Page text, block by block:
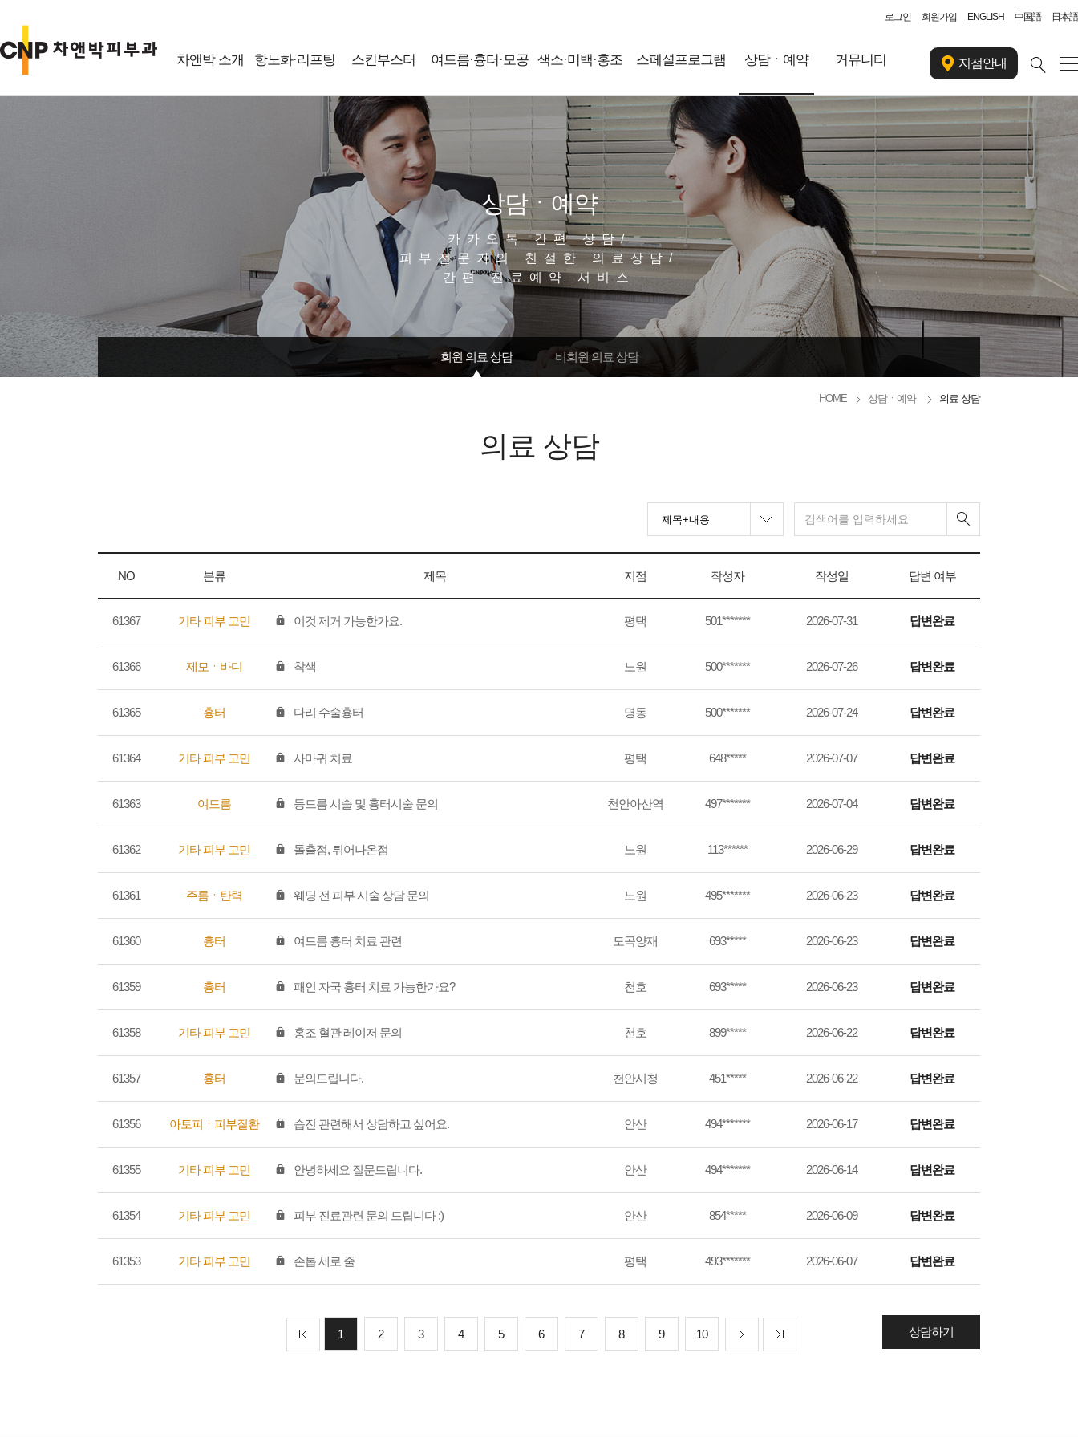
로그인 회원가입 ENGLISH 中国語 日本語
차앤박 소개 항노화·리프팅 스킨부스터 여드름·흉터·모공 색소·미백·홍조 스페셜프로그램 상담ㆍ예약 커뮤니티 지점안내
상담ㆍ예약
카카오톡 간편 상담/
피부전문가의 친절한 의료상담/
간편 진료예약 서비스
회원 의료 상담 비회원 의료 상담
HOME 상담ㆍ예약 의료 상담
의료 상담
NO 분류 제목 지점 작성자 작성일 답변 여부
61367 기타 피부 고민 이것 제거 가능한가요. 평택 501******* 2026-07-31 답변완료
61366 제모ㆍ바디 착색 노원 500******* 2026-07-26 답변완료
61365 흉터 다리 수술흉터 명동 500******* 2026-07-24 답변완료
61364 기타 피부 고민 사마귀 치료 평택 648***** 2026-07-07 답변완료
61363 여드름 등드름 시술 및 흉터시술 문의 천안아산역 497******* 2026-07-04 답변완료
61362 기타 피부 고민 돌출점, 튀어나온점 노원 113****** 2026-06-29 답변완료
61361 주름ㆍ탄력 웨딩 전 피부 시술 상담 문의 노원 495******* 2026-06-23 답변완료
61360 흉터 여드름 흉터 치료 관련 도곡양재 693***** 2026-06-23 답변완료
61359 흉터 패인 자국 흉터 치료 가능한가요? 천호 693***** 2026-06-23 답변완료
61358 기타 피부 고민 홍조 혈관 레이저 문의 천호 899***** 2026-06-22 답변완료
61357 흉터 문의드립니다. 천안시청 451***** 2026-06-22 답변완료
61356 아토피ㆍ피부질환 습진 관련해서 상담하고 싶어요. 안산 494******* 2026-06-17 답변완료
61355 기타 피부 고민 안녕하세요 질문드립니다. 안산 494******* 2026-06-14 답변완료
61354 기타 피부 고민 피부 진료관련 문의 드립니다 :) 안산 854***** 2026-06-09 답변완료
61353 기타 피부 고민 손톱 세로 줄 평택 493******* 2026-06-07 답변완료
1 2 3 4 5 6 7 8 9 10 상담하기